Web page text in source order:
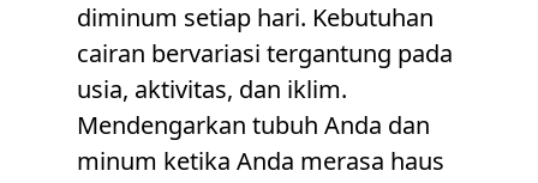
diminum setiap hari. Kebutuhan
cairan bervariasi tergantung pada
usia, aktivitas, dan iklim.
Mendengarkan tubuh Anda dan
minum ketika Anda merasa haus